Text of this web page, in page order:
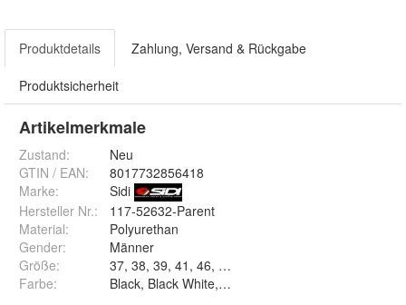
Produktdetails Zahlung, Versand & Rückgabe
Produktsicherheit
Artikelmerkmale
Zustand:
Neu
GTIN / EAN:
8017732856418
Marke:
Sidi
Hersteller Nr.:
117-52632-Parent
Material:
Polyurethan
Gender:
Männer
Größe:
Farbe: